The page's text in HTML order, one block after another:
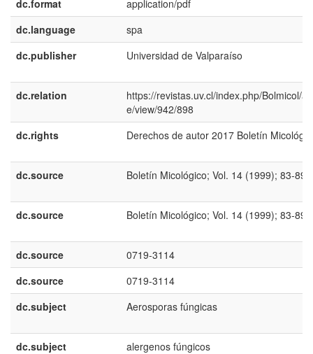
dc.format
application/pdf
dc.language
spa
dc.publisher
Universidad de Valparaíso
dc.relation
https://revistas.uv.cl/index.php/Bolmicol/
e/view/942/898
dc.rights
Derechos de autor 2017 Boletín
dc.source Boletín Micológico; Vol. 14 (1999); 83-89
dc.source Boletín Micológico; Vol. 14 (1999); 83-89
dc.source
0719-3114
dc.source
0719-3114
dc.subject
Aerosporas fúngicas
dc.subject alergenos fúngicos